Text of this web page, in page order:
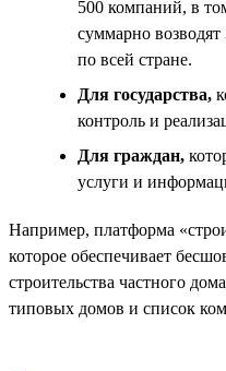
500 компаний, в
суммарно
по всей стране.
Для государства,
контроль и
Для граждан,
услуги и
Например, платформа
которое обеспечивает
строительства частного
типовых домов и список